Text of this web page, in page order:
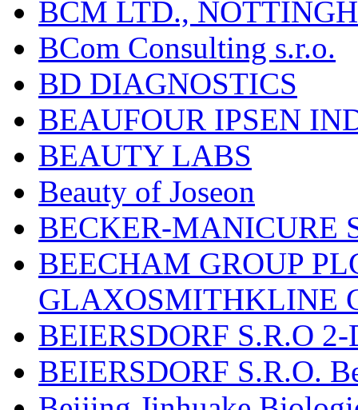
BCM LTD.,
BCom Consulting s.r.o.
BD DIAGNOSTICS
BEAUFOUR IPSEN
BEAUTY LABS
Beauty of Joseon
BECKER-MANICURE
BEECHAM GROUP
GLAXOSMITHKLINE
BEIERSDORF S.R.O
BEIERSDORF S.R.O.